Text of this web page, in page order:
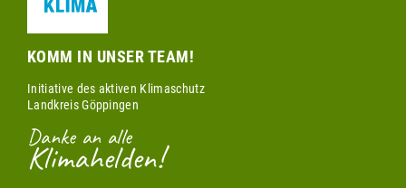
KOMM IN UNSER TEAM!
Initiative des aktiven Klimaschutz
Landkreis Göppingen
Danke an alle
Klimahelden!